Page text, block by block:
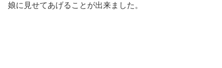
娘に見せてあげることが出来ました。